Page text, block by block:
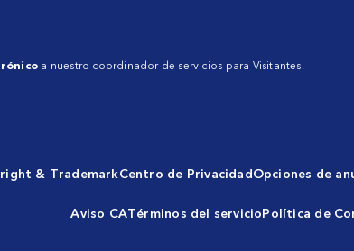
a nuestro coordinador de servicios para Visitantes.
& TrademarkCentro de PrivacidadOpciones de
Aviso CATérminos del servicioPolítica de